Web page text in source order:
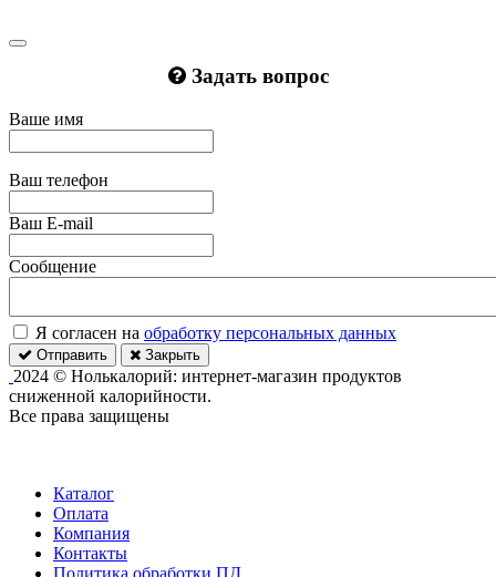
Задать вопрос
Ваше имя
Ваш телефон
Ваш E-mail
Сообщение
Я согласен на обработку персональных данных
Отправить Закрыть
2024 © Нолькалорий: интернет-магазин продуктов
сниженной калорийности.
Все права защищены
Каталог
Оплата
Компания
Контакты
Политика обработки ПД